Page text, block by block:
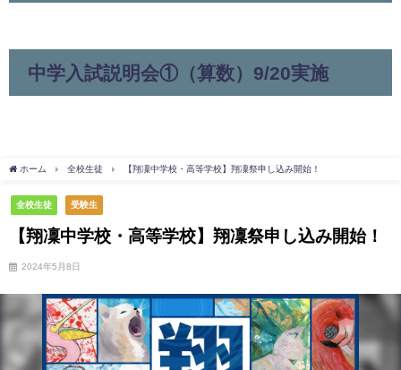
中学入試説明会①（算数）9/20実施
ホーム 全校生徒 【翔凜中学校・高等学校】翔凜祭申し込み開始！
全校生徒 受験生
【翔凜中学校・高等学校】翔凜祭申し込み開始！
2024年5月8日